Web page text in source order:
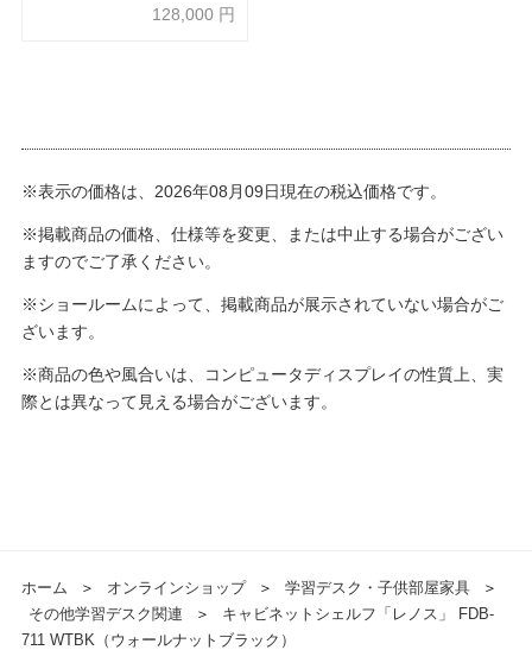
128,000 円
※表示の価格は、2026年08月09日現在の税込価格です。
※掲載商品の価格、仕様等を変更、または中止する場合がござい
ますのでご了承ください。
※ショールームによって、掲載商品が展示されていない場合がご
ざいます。
※商品の色や風合いは、コンピュータディスプレイの性質上、実
際とは異なって見える場合がございます。
ホーム ＞ オンラインショップ ＞ 学習デスク・子供部屋家具
＞
その他学習デスク関連
＞
キャビネットシェルフ「レノス」 FDB-
711 WTBK（ウォールナットブラック）